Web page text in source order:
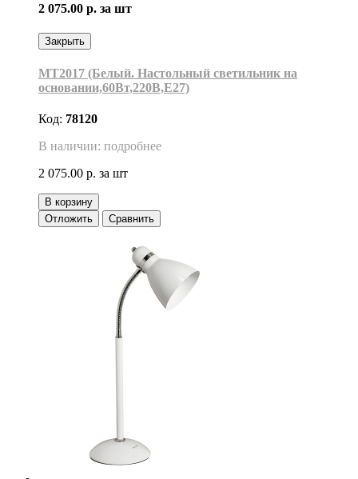
2 075.00 р. за шт
Закрыть
MT2017 (Белый. Настольный светильник на
основании,60Вт,220В,Е27)
Код: 78120
В наличии: подробнее
2 075.00 р. за шт
В корзину
Отложить
Сравнить